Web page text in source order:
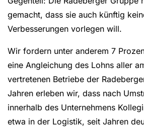
gemacht, dass sie auch künftig
Verbesserungen vorlegen will.
Wir fordern unter anderem 7
eine Angleichung des Lohns aller
vertretenen Betriebe der
Jahren erleben wir, dass nach
innerhalb des Unternehmens
etwa in der Logistik, seit Jahren